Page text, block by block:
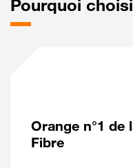
Pourquoi
Orange n°1
Fibre